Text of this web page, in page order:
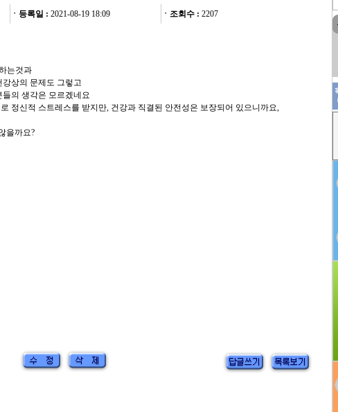
ㆍ등록일 : 2021-08-19 18:09 ㆍ조회수 : 2207
는것과
상의 문제도 그렇고
의 생각은 모르겠네요
정신적 스트레스를 받지만, 건강과 직결된 안전성은 보장되어 있으니까요,
을까요?